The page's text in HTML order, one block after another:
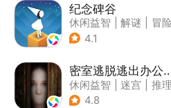
纪念碑谷
休闲益智 解谜
冒险
| 治愈
4.1
密室逃脱逃
休闲益智 迷宫
推理
| 密室逃脱
4.8